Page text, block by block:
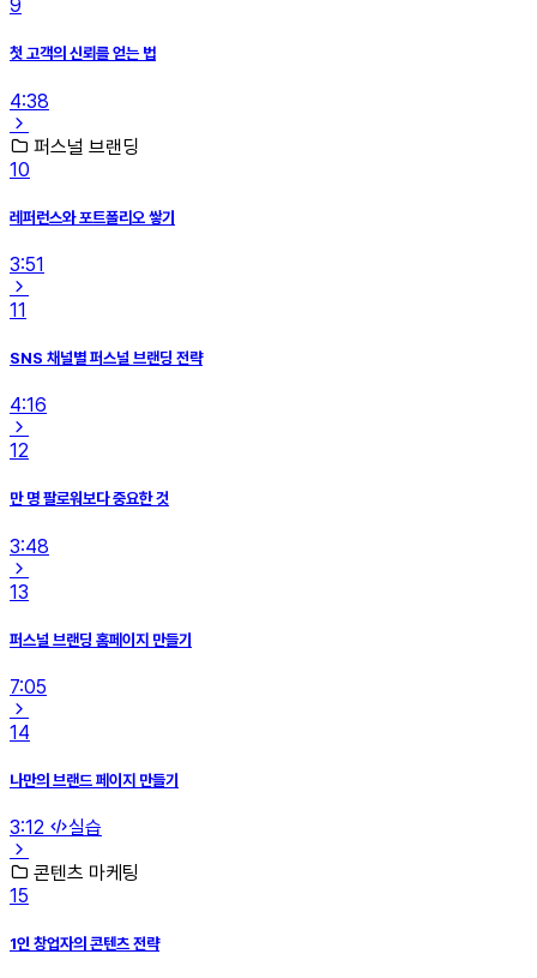
9
첫 고객의 신뢰를 얻는 법
4:38
퍼스널 브랜딩
10
레퍼런스와 포트폴리오 쌓기
3:51
11
SNS 채널별 퍼스널 브랜딩 전략
4:16
12
만 명 팔로워보다 중요한 것
3:48
13
퍼스널 브랜딩 홈페이지 만들기
7:05
14
나만의 브랜드 페이지 만들기
3:12
실습
콘텐츠 마케팅
15
1인 창업자의 콘텐츠 전략